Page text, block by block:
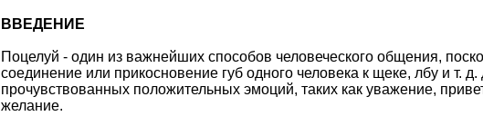
ВВЕДЕНИЕ
Поцелуй - один из важнейших способов человеческого общения,
соединение или прикосновение губ одного человека к щеке, лбу и т.
прочувствованных положительных эмоций, таких как уважение,
желание.